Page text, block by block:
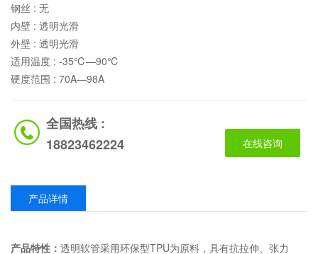
钢丝 : 无
内壁 : 透明光滑
外壁 : 透明光滑
适用温度 : -35℃—90℃
硬度范围 : 70A—98A
全国热线 :
18823462224
在线咨询
产品详情
产品特性： 透明软管采用环保型TPU为原料，具有抗拉伸、张力